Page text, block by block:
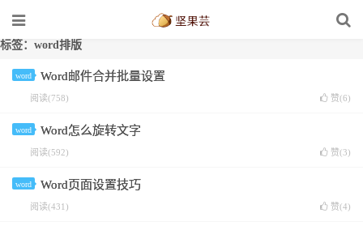
标签：word排版
word Word邮件合并批量设置
阅读(758) 赞(6)
word Word怎么旋转文字
阅读(592) 赞(3)
word Word页面设置技巧
阅读(431) 赞(4)